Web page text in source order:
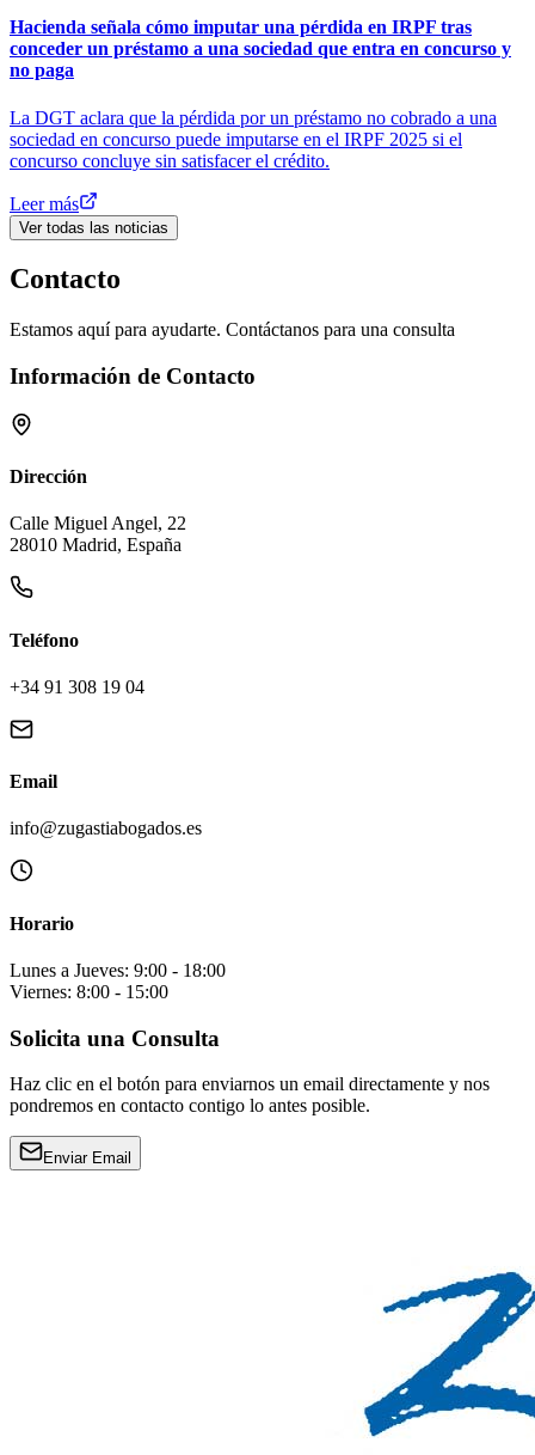
Hacienda señala cómo imputar una pérdida en IRPF tras
conceder un préstamo a una sociedad que entra en concurso y
no paga
La DGT aclara que la pérdida por un préstamo no cobrado a una
sociedad en concurso puede imputarse en el IRPF 2025 si el
concurso concluye sin satisfacer el crédito.
Leer más
Ver todas las noticias
Contacto
Estamos aquí para ayudarte. Contáctanos para una consulta
Información de Contacto
Dirección
Calle Miguel Angel, 22
28010 Madrid, España
Teléfono
+34 91 308 19 04
Email
info@zugastiabogados.es
Horario
Lunes a Jueves: 9:00 - 18:00
Viernes: 8:00 - 15:00
Solicita una Consulta
Haz clic en el botón para enviarnos un email directamente y nos
pondremos en contacto contigo lo antes posible.
Enviar Email